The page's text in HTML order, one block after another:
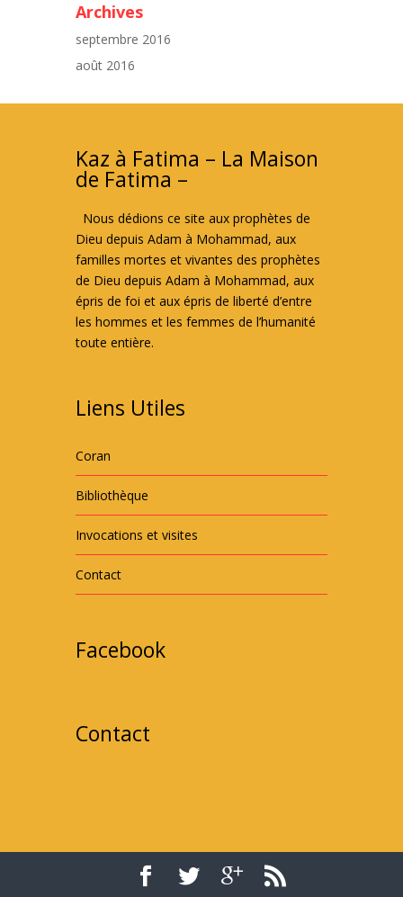
Archives
septembre 2016
août 2016
Kaz à Fatima – La Maison
de Fatima –
Nous dédions ce site aux prophètes de
Dieu depuis Adam à Mohammad, aux
familles mortes et vivantes des prophètes
de Dieu depuis Adam à Mohammad, aux
épris de foi et aux épris de liberté d’entre
les hommes et les femmes de l’humanité
toute entière.
Liens Utiles
Coran
Bibliothèque
Invocations et visites
Contact
Facebook
Contact